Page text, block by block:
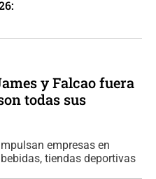
y Falcao fuera
todas sus
empresas en
tiendas deportivas